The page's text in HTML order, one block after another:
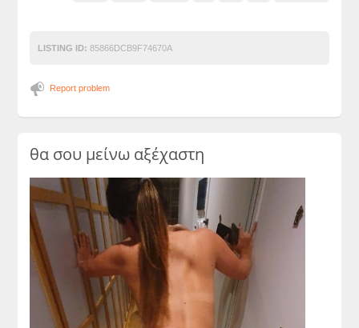
LISTING ID: 85866DCB9F74670A
Report problem
θα σου μείνω αξέχαστη